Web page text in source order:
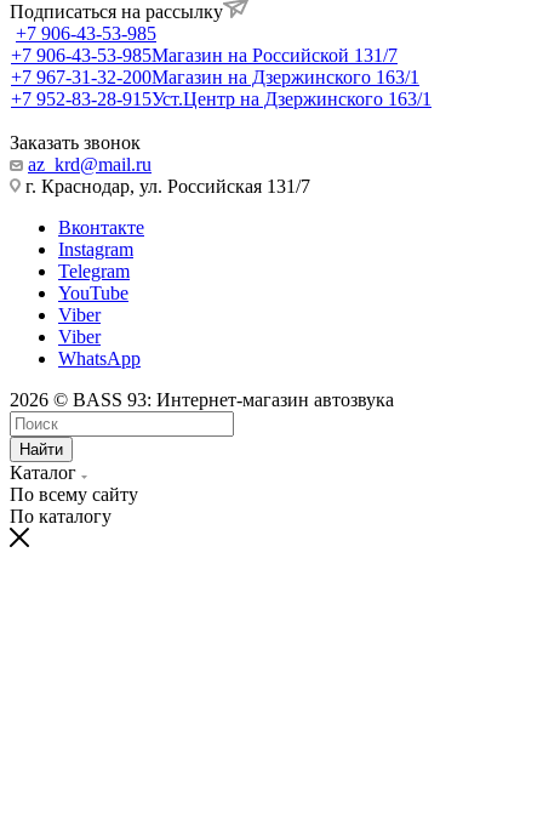
Подписаться на рассылку
+7 906-43-53-985
+7 906-43-53-985Магазин на Российской 131/7
+7 967-31-32-200Магазин на Дзержинского 163/1
+7 952-83-28-915Уст.Центр на Дзержинского 163/1
Заказать звонок
az_krd@mail.ru
г. Краснодар, ул. Российская 131/7
Вконтакте
Instagram
Telegram
YouTube
Viber
Viber
WhatsApp
2026 © BASS 93: Интернет-магазин автозвука
Найти
Каталог
По всему сайту
По каталогу